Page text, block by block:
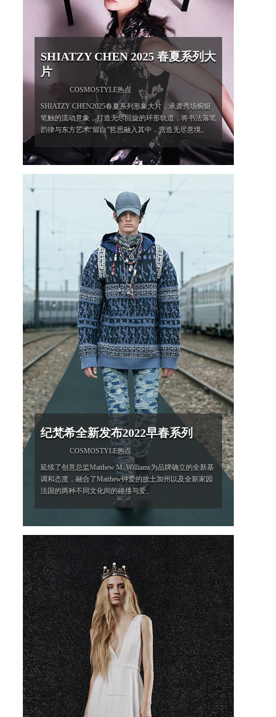
SHIATZY CHEN 2025 春夏系列大
片
COSMOSTYLE热点
SHIATZY CHEN2025春夏系列形象大片，承袭秀场蜿蜒
笔触的流动意象，打造无尽回旋的环形轨道，将书法落笔
韵律与东方艺术“留白”哲思融入其中，营造无尽意境。
纪梵希全新发布2022早春系列
COSMOSTYLE热点
延续了创意总监Matthew M. Williams为品牌确立的全新基
调和态度，融合了Matthew钟爱的故土加州以及全新家园
法国的两种不同文化间的碰撞与爱。